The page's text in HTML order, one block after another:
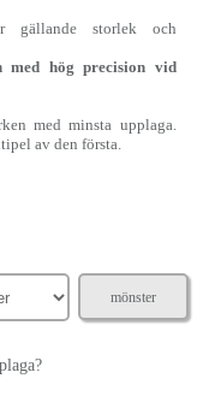
gällande storlek och
med hög precision vid
med minsta upplaga.
av den första.
mönster